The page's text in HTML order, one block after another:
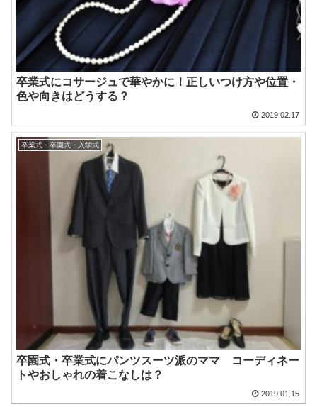
卒業式にコサージュで華やかに！正しいつけ方や位置・
色や向きはどうする？
2019.02.17
卒業式・卒園式・入学式
卒園式・卒業式にパンツスーツ派のママ コーディネー
トやおしゃれの着こなしは？
2019.01.15